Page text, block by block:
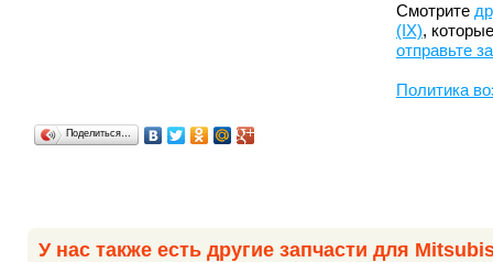
Смотрите
(IX),
отправьте
Политика
Поделиться…
У нас также есть другие запчасти для